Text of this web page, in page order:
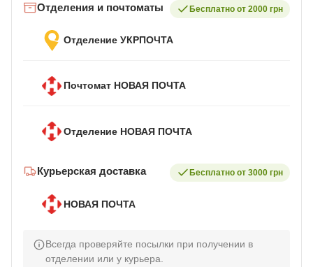
Отделения и почтоматы Бесплатно от 2000 грн
Отделение УКРПОЧТА
Почтомат НОВАЯ ПОЧТА
Отделение НОВАЯ ПОЧТА
Курьерская доставка Бесплатно от 3000 грн
НОВАЯ ПОЧТА
Всегда проверяйте посылки при получении в
отделении или у курьера.